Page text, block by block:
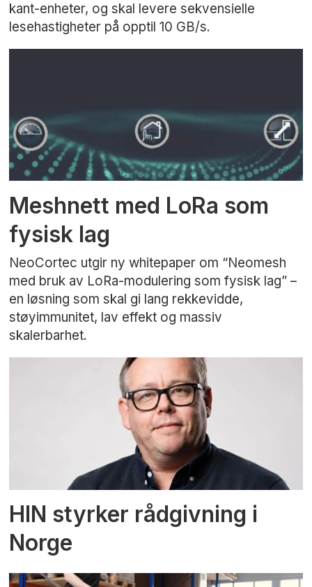
kant-enheter, og skal levere sekvensielle
lesehastigheter på opptil 10 GB/s.
Meshnett med LoRa som
fysisk lag
NeoCortec utgir ny whitepaper om “Neomesh
med bruk av LoRa-modulering som fysisk lag” –
en løsning som skal gi lang rekkevidde,
støyimmunitet, lav effekt og massiv
skalerbarhet.
HIN styrker rådgivning i
Norge